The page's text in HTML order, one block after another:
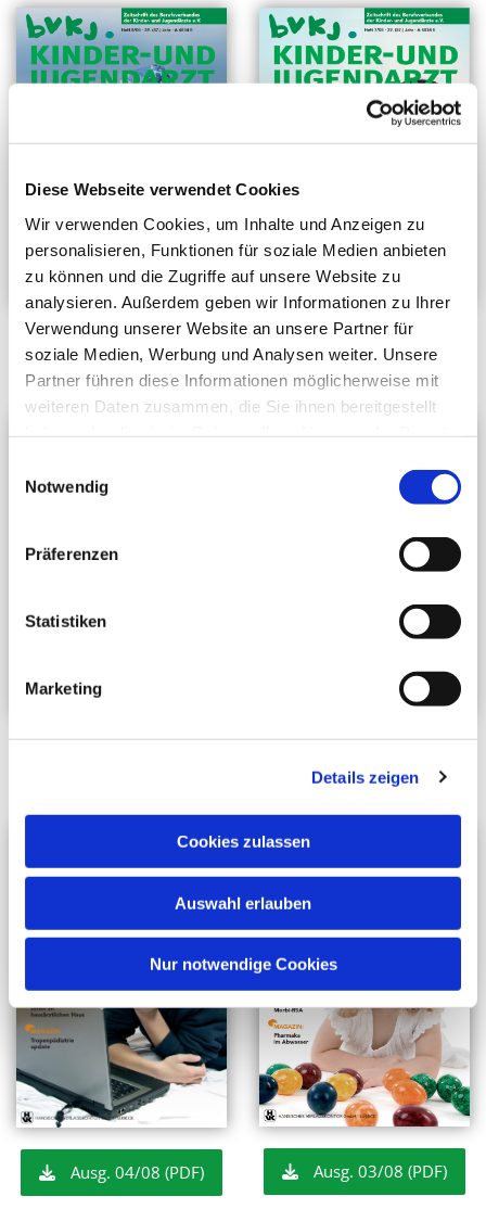
Diese Webseite verwendet Cookies
Wir verwenden Cookies, um Inhalte und Anzeigen zu
personalisieren, Funktionen für soziale Medien anbieten
zu können und die Zugriffe auf unsere Website zu
analysieren. Außerdem geben wir Informationen zu Ihrer
Verwendung unserer Website an unsere Partner für
soziale Medien, Werbung und Analysen weiter. Unsere
Partner führen diese Informationen möglicherweise mit
weiteren Daten zusammen, die Sie ihnen bereitgestellt
Notwendig
Präferenzen
Statistiken
Marketing
Details zeigen
Cookies zulassen
Auswahl erlauben
Nur notwendige Cookies
Ausg. 08/08 (PDF) Ausg. 07/08 (PDF)
Ausg. 04/08 (PDF) Ausg. 03/08 (PDF)